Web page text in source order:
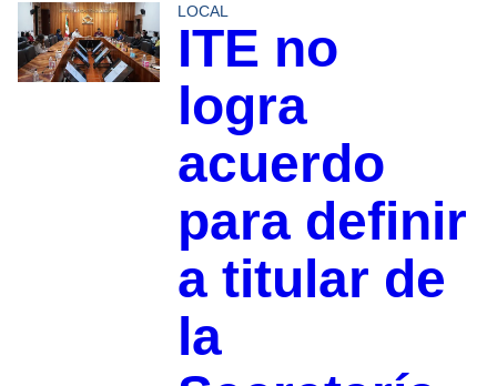
LOCAL
ITE no
logra
acuerdo
para definir
a titular de
la